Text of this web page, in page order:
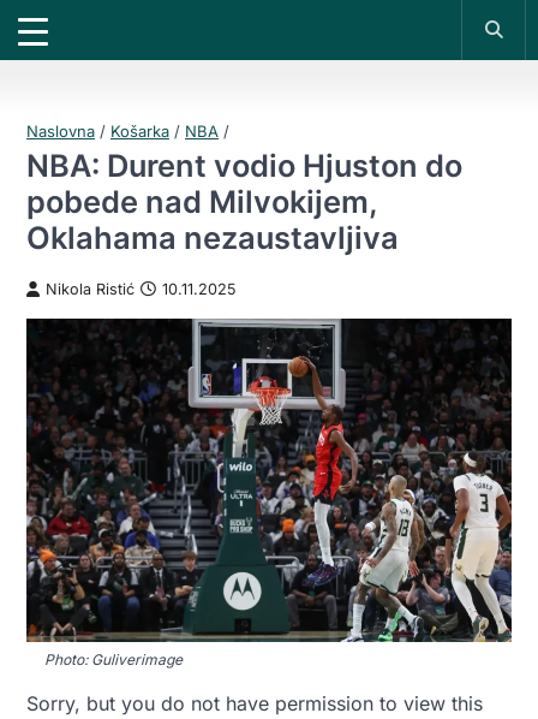
Naslovna / Košarka / NBA /
NBA: Durent vodio Hjuston do
pobede nad Milvokijem,
Oklahama nezaustavljiva
Nikola Ristić 10.11.2025
Photo: Guliverimage
Sorry, but you do not have permission to view this